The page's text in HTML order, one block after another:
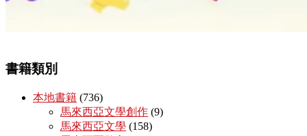
書籍類別
本地書籍 (736)
馬來西亞文學創作 (9)
馬來西亞文學 (158)